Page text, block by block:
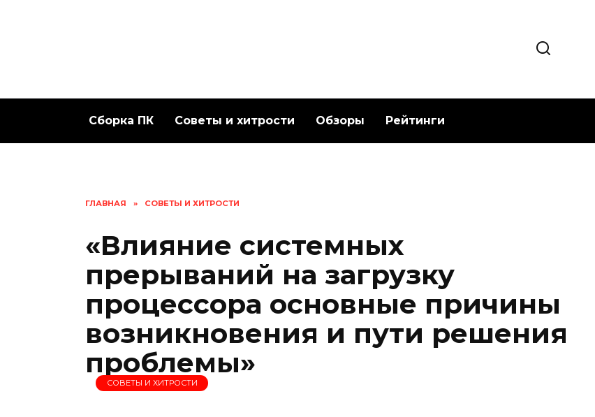
Сборка ПК Советы и хитрости Обзоры Рейтинги
ГЛАВНАЯ » СОВЕТЫ И ХИТРОСТИ
«Влияние системных
прерываний на загрузку
процессора основные причины
возникновения и пути решения
проблемы»
СОВЕТЫ И ХИТРОСТИ